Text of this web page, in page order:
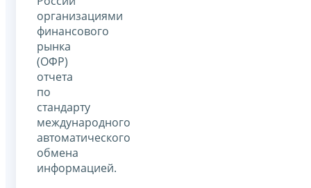
организациями
финансового
рынка
(ОФР)
отчета
по
стандарту
международного
автоматического
обмена
информацией.